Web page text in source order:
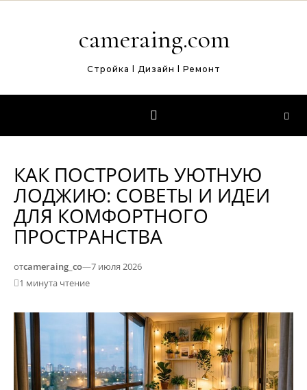
cameraing.com
Стройка l Дизайн l Ремонт
КАК ПОСТРОИТЬ УЮТНУЮ
ЛОДЖИЮ: СОВЕТЫ И ИДЕИ
ДЛЯ КОМФОРТНОГО
ПРОСТРАНСТВА
отcameraing_co—7 июля 2026
1 минута чтение